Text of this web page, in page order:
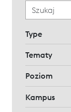
Type
Tematy
Poziom
Kampus